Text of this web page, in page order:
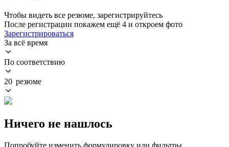
Чтобы видеть все резюме, зарегистрируйтесь
После регистрации покажем ещё 4 и откроем фото
Зарегистрироваться
За всё время
По соответствию
20 резюме
Ничего не нашлось
Попробуйте изменить формулировку или фильтры